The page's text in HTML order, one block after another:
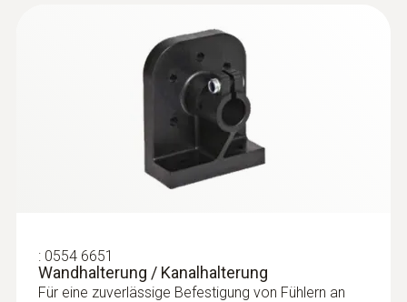
: 0554 6651
Wandhalterung / Kanalhalterung
Für eine zuverlässige Befestigung von Fühlern an